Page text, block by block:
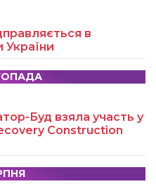
в
України
Буд взяла участь у
Construction